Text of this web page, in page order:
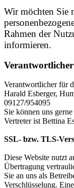
Wir möchten Sie
Rahmen der
informieren.
Verantwortlicher
Verantwortlicher für
Harald Esberger,
09127/954095
Sie können uns
Vertreter ist Bettina
SSL- bzw. TLS-
Diese Website nutzt
Übertragung
Sie an uns als
Verschlüsselung.